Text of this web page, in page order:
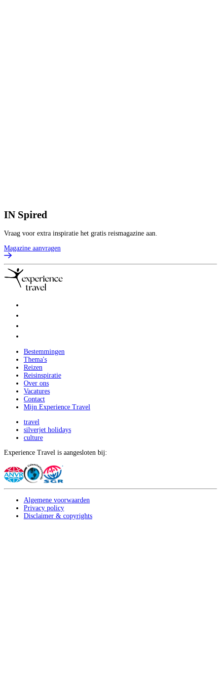
IN Spired
Vraag voor extra inspiratie het gratis reismagazine aan.
Magazine aanvragen
Bestemmingen
Thema's
Reizen
Reisinspiratie
Over ons
Vacatures
Contact
Mijn Experience Travel
travel
silverjet holidays
culture
Experience Travel is aangesloten bij:
Algemene voorwaarden
Privacy policy
Disclaimer & copyrights